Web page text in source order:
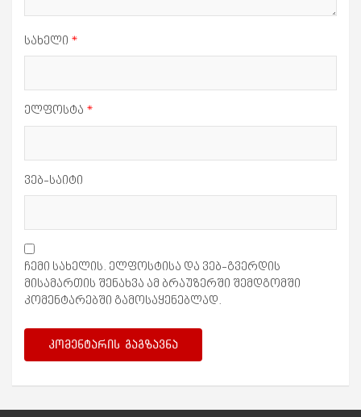
სახელი *
ელფოსტა *
ვებ-საიტი
ჩემი სახელის. ელფოსტისა და ვებ-გვერდის
მისამართის შენახვა ამ ბრაუზერში შემდგომში
კომენტარებში გამოსაყენებლად.